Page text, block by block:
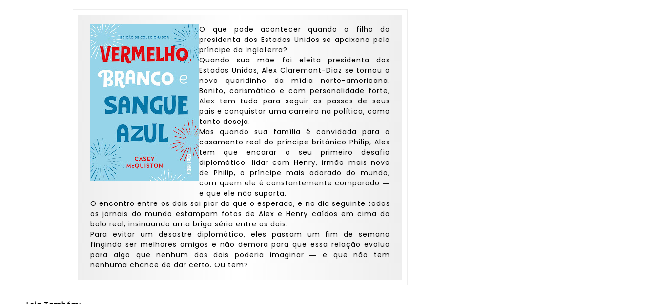
O que pode acontecer quando o filho da
presidenta dos Estados Unidos se apaixona pelo
príncipe da Inglaterra?
Quando sua mãe foi eleita presidenta dos
Estados Unidos, Alex Claremont-Diaz se tornou o
novo queridinho da mídia norte-americana.
Bonito, carismático e com personalidade forte,
Alex tem tudo para seguir os passos de seus
pais e conquistar uma carreira na política, como
tanto deseja.
Mas quando sua família é convidada para o
casamento real do príncipe britânico Philip, Alex
tem que encarar o seu primeiro desafio
diplomático: lidar com Henry, irmão mais novo
de Philip, o príncipe mais adorado do mundo,
com quem ele é constantemente comparado ―
e que ele não suporta.
O encontro entre os dois sai pior do que o esperado, e no dia seguinte todos
os jornais do mundo estampam fotos de Alex e Henry caídos em cima do
bolo real, insinuando uma briga séria entre os dois.
Para evitar um desastre diplomático, eles passam um fim de semana
fingindo ser melhores amigos e não demora para que essa relação evolua
para algo que nenhum dos dois poderia imaginar ― e que não tem
nenhuma chance de dar certo. Ou tem?